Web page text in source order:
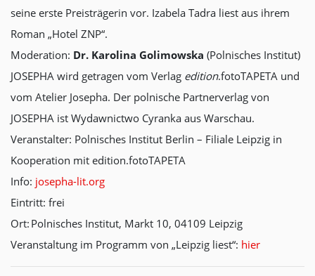
seine erste Preisträgerin vor. Izabela Tadra liest aus ihrem
Roman „Hotel ZNP“.
Moderation: Dr. Karolina Golimowska (Polnisches Institut)
JOSEPHA wird getragen vom Verlag edition.fotoTAPETA und
vom Atelier Josepha. Der polnische Partnerverlag von
JOSEPHA ist Wydawnictwo Cyranka aus Warschau.
Veranstalter: Polnisches Institut Berlin – Filiale Leipzig in
Kooperation mit edition.fotoTAPETA
Info: josepha-lit.org
Eintritt: frei
Ort: Polnisches Institut, Markt 10, 04109 Leipzig
Veranstaltung im Programm von „Leipzig liest“: hier